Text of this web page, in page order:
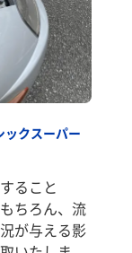
ックスーパー
ること
ちろん、流
が与える影